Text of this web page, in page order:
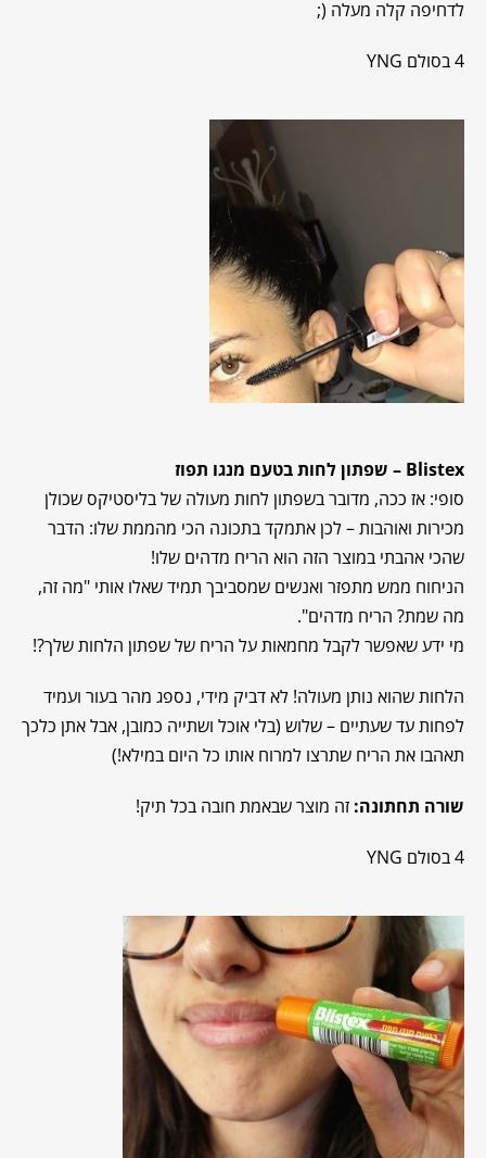
לדחיפה קלה מעלה (;
4 בסולם YNG
Blistex – שפתון לחות בטעם מנגו תפוז
סופי: אז ככה, מדובר בשפתון לחות מעולה של בליסטיקס שכולן
מכירות ואוהבות – לכן אתמקד בתכונה הכי מהממת שלו: הדבר
שהכי אהבתי במוצר הזה הוא הריח מדהים שלו!
הניחוח ממש מתפזר ואנשים שמסביבך תמיד שאלו אותי "מה זה,
מה שמת? הריח מדהים".
מי ידע שאפשר לקבל מחמאות על הריח של שפתון הלחות שלך?!
הלחות שהוא נותן מעולה! לא דביק מידי, נספג מהר בעור ועמיד
לפחות עד שעתיים – שלוש (בלי אוכל ושתייה כמובן, אבל אתן כלכך
תאהבו את הריח שתרצו למרוח אותו כל היום במילא!)
שורה תחתונה: זה מוצר שבאמת חובה בכל תיק!
4 בסולם YNG